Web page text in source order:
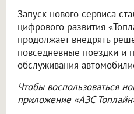
Запуск нового сервиса
цифрового развития
продолжает внедрять
повседневные поездки и
обслуживания
Чтобы воспользоваться
приложение «АЗС